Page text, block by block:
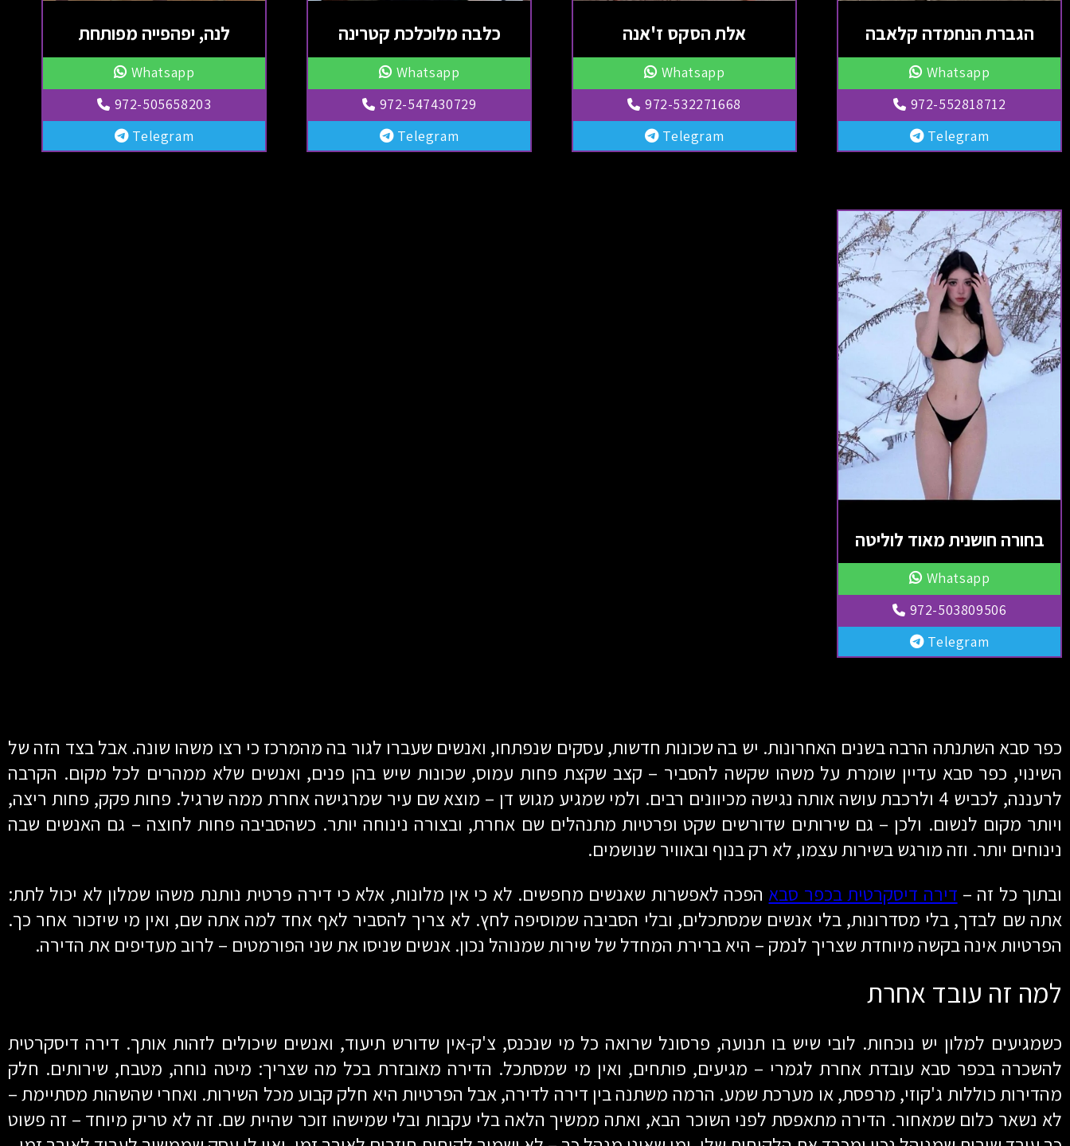
הגברת הנחמדה קלאבה
Whatsapp
972-552818712
Telegram
אלת הסקס ז'אנה
Whatsapp
972-532271668
Telegram
כלבה מלוכלכת קטרינה
Whatsapp
972-547430729
Telegram
לנה, יפהפייה מפותחת
Whatsapp
972-505658203
Telegram
בחורה חושנית מאוד לוליטה
Whatsapp
972-503809506
Telegram
כפר סבא השתנתה הרבה בשנים האחרונות. יש בה שכונות חדשות, עסקים שנפתחו, ואנשים שעברו לגור בה מהמרכז כי רצו משהו שונה. אבל בצד הזה של
השינוי, כפר סבא עדיין שומרת על משהו שקשה להסביר – קצב שקצת פחות עמוס, שכונות שיש בהן פנים, ואנשים שלא ממהרים לכל מקום. הקרבה
לרעננה, לכביש 4 ולרכבת עושה אותה נגישה מכיוונים רבים. ולמי שמגיע מגוש דן – מוצא שם עיר שמרגישה אחרת ממה שרגיל. פחות פקק, פחות ריצה,
ויותר מקום לנשום. ולכן – גם שירותים שדורשים שקט ופרטיות מתנהלים שם אחרת, ובצורה נינוחה יותר. כשהסביבה פחות לחוצה – גם האנשים שבה
נינוחים יותר. וזה מורגש בשירות עצמו, לא רק בנוף ובאוויר שנושמים.
ובתוך כל זה – דירה דיסקרטית בכפר סבא הפכה לאפשרות שאנשים מחפשים. לא כי אין מלונות, אלא כי דירה פרטית נותנת משהו שמלון לא יכול לתת:
אתה שם לבדך, בלי מסדרונות, בלי אנשים שמסתכלים, ובלי הסביבה שמוסיפה לחץ. לא צריך להסביר לאף אחד למה אתה שם, ואין מי שיזכור אחר כך.
הפרטיות אינה בקשה מיוחדת שצריך לנמק – היא ברירת המחדל של שירות שמנוהל נכון. אנשים שניסו את שני הפורמטים – לרוב מעדיפים את הדירה.
למה זה עובד אחרת
כשמגיעים למלון יש נוכחות. לובי שיש בו תנועה, פרסונל שרואה כל מי שנכנס, צ'ק-אין שדורש תיעוד, ואנשים שיכולים לזהות אותך. דירה דיסקרטית
להשכרה בכפר סבא עובדת אחרת לגמרי – מגיעים, פותחים, ואין מי שמסתכל. הדירה מאובזרת בכל מה שצריך: מיטה נוחה, מטבח, שירותים. חלק
מהדירות כוללות ג'קוזי, מרפסת, או מערכת שמע. הרמה משתנה בין דירה לדירה, אבל הפרטיות היא חלק קבוע מכל השירות. ואחרי שהשהות מסתיימת –
לא נשאר כלום שמאחור. הדירה מתאפסת לפני השוכר הבא, ואתה ממשיך הלאה בלי עקבות ובלי שמישהו זוכר שהיית שם. זה לא טריק מיוחד – זה פשוט